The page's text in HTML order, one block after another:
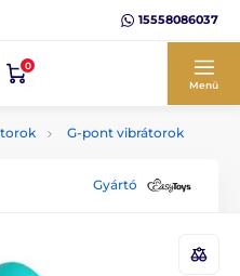
15558086037
0
Menü
G-pont vibrátorok
Gyártó